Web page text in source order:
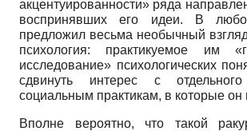
акцентуированности» ряда
воспринявших его идеи. В
предложил весьма необычный
психология: практикуемое им
исследование» психологических
сдвинуть интерес с
социальным практикам, в которые он
Вполне вероятно, что такой